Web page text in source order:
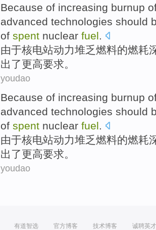
Because of increasing burnup
advanced technologies should
of spent nuclear fuel.
由于核电站动力堆乏燃料的燃耗
出了更高要求。
youdao
Because of increasing burnup
advanced technologies should
of spent nuclear fuel.
由于核电站动力堆乏燃料的燃耗
出了更高要求。
youdao
有道智选 官方博客 技术博客 诚聘英才